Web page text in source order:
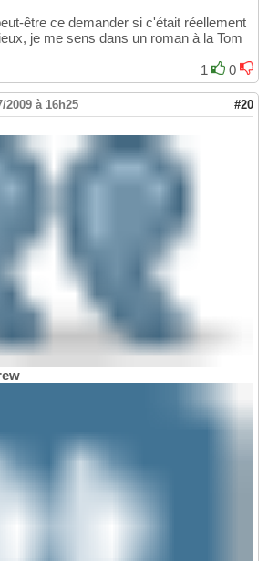
être ce demander si c'était réellement
je me sens dans un roman à la Tom
1
0
2009 à 16h25 #20